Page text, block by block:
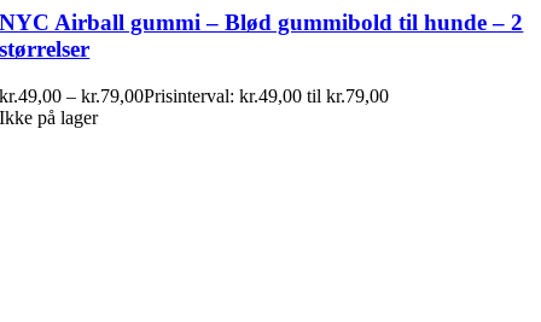
NYC Airball gummi – Blød gummibold til hunde – 2
størrelser
kr.49,00 – kr.79,00Prisinterval: kr.49,00 til kr.79,00
Ikke på lager